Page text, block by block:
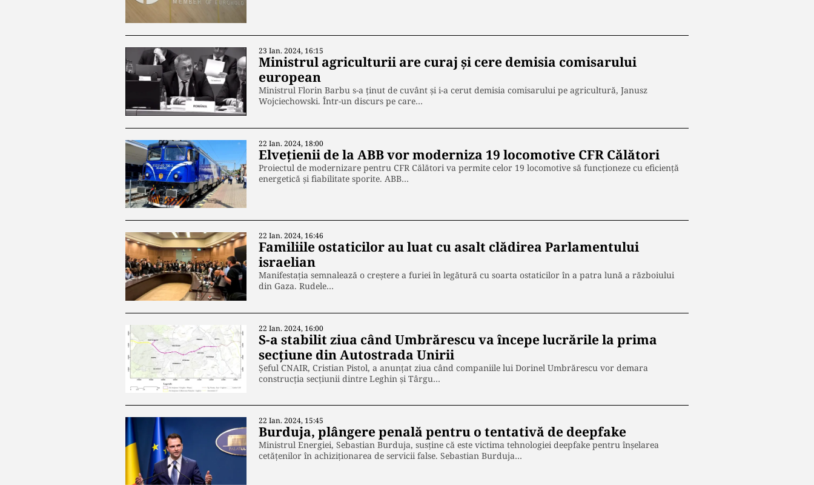
23 Ian. 2024, 16:15
Ministrul agriculturii are curaj și cere demisia comisarului
european
Ministrul Florin Barbu s-a ținut de cuvânt și i-a cerut demisia comisarului pe agricultură, Janusz
Wojciechowski. Într-un discurs pe care…
22 Ian. 2024, 18:00
Elvețienii de la ABB vor moderniza 19 locomotive CFR Călători
Proiectul de modernizare pentru CFR Călători va permite celor 19 locomotive să funcționeze cu eficiență
energetică și fiabilitate sporite. ABB…
22 Ian. 2024, 16:46
Familiile ostaticilor au luat cu asalt clădirea Parlamentului
israelian
Manifestația semnalează o creștere a furiei în legătură cu soarta ostaticilor în a patra lună a războiului
din Gaza. Rudele…
22 Ian. 2024, 16:00
S-a stabilit ziua când Umbrărescu va începe lucrările la prima
secțiune din Autostrada Unirii
Șeful CNAIR, Cristian Pistol, a anunțat ziua când companiile lui Dorinel Umbrărescu vor demara
construcția secțiunii dintre Leghin și Târgu…
22 Ian. 2024, 15:45
Burduja, plângere penală pentru o tentativă de deepfake
Ministrul Energiei, Sebastian Burduja, susține că este victima tehnologiei deepfake pentru înșelarea
cetățenilor în achiziționarea de servicii false. Sebastian Burduja…